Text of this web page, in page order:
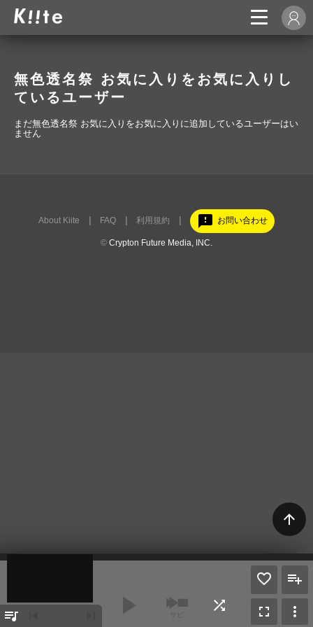
無色透名祭 お気に入りをお気に入りし
ているユーザー
まだ無色透名祭 お気に入りをお気に入りに追加しているユーザーはい
ません
arrow_upward
About Kiite FAQ 利用規約 feedback お問い合わせ
© Crypton Future Media, INC.
queue_music play_arrow サビ
shuffle fullscreen more_vert